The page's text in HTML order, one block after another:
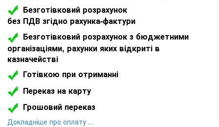
Безготівковий розрахунок
без ПДВ згідно рахунка-фактури
Безготівковий розрахунок з бюджетними
організаціями, рахунки яких відкриті в
казначействі
Готівкою при отриманні
Переказ на карту
Грошовий переказ
Докладніше про оплату ...